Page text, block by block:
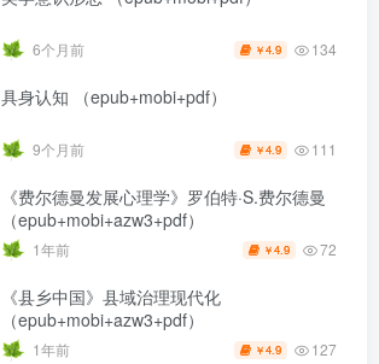
6个月前 ￥4.9 134
具身认知 （epub+mobi+pdf）
9个月前 ￥4.9 111
《费尔德曼发展心理学》罗伯特·S.费尔德曼
（epub+mobi+azw3+pdf）
1年前 ￥4.9 72
《县乡中国》县域治理现代化
（epub+mobi+azw3+pdf）
1年前 ￥4.9 127